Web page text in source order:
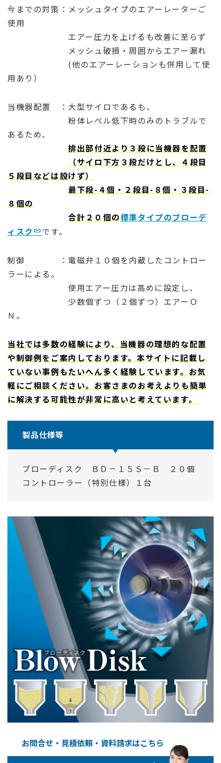
今までの対策：メッシュタイプのエアーレーターご
使用
エアー圧力を上げるも改善に至らず
メッシュ破損・周囲からエアー漏れ
(他のエアーレーションも併用して使
用あり）
当機器配置 ：大型サイロであるも、
粉体レベル低下時のみのトラブルで
あるため、
排出部付近より３段に当機器を配置
（サイロ下方３段だけとし、４段目
５段目などは設けず）
最下段-４個・２段目-８個・３段目-
８個の
合計２０個の標準タイプのブローデ
ィスク
です。
制御 ：電磁弁１０個を内蔵したコントロー
ラーによる。
使用エアー圧力は高めに設定し、
少数個ずつ（２個ずつ）エアーＯ
Ｎ。
当社では多数の経験により、当機器の理想的な配置
や制御例をご案内しております。本サイトに記載し
ていない事例もたいへん多く経験しています。お気
軽にご相談ください。お客さまのお考えよりも簡単
に解決する可能性が非常に高いと考えています。
製品仕様等
ブローディスク ＢＤ－１５Ｓ－Ｂ ２０個
コントローラー（特別仕様）１台
お問合せ・見積依頼・資料請求はこちら